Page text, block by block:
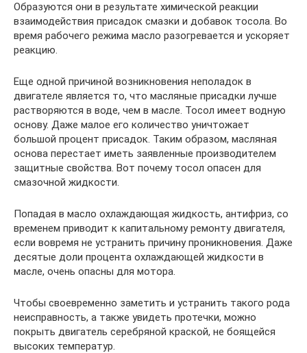
Образуются они в результате химической реакции
взаимодействия присадок смазки и добавок тосола. Во
время рабочего режима масло разогревается и ускоряет
реакцию.
Еще одной причиной возникновения неполадок в
двигателе является то, что масляные присадки лучше
растворяются в воде, чем в масле. Тосол имеет водную
основу. Даже малое его количество уничтожает
большой процент присадок. Таким образом, масляная
основа перестает иметь заявленные производителем
защитные свойства. Вот почему тосол опасен для
смазочной жидкости.
Попадая в масло охлаждающая жидкость, антифриз, со
временем приводит к капитальному ремонту двигателя,
если вовремя не устранить причину проникновения. Даже
десятые доли процента охлаждающей жидкости в
масле, очень опасны для мотора.
Чтобы своевременно заметить и устранить такого рода
неисправность, а также увидеть протечки, можно
покрыть двигатель серебряной краской, не боящейся
высоких температур.